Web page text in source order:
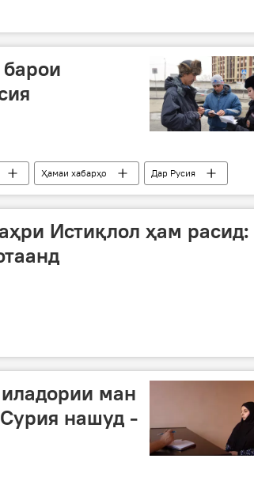
Ҳамаи хабарҳо
Дар Русия
Истиқлол ҳам
ман
нашуд -